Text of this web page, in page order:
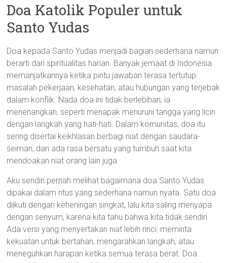
Doa Katolik Populer untuk
Santo Yudas
Doa kepada Santo Yudas menjadi bagian sederhana namun
berarti dari spiritualitas harian. Banyak jemaat di Indonesia
memanjatkannya ketika pintu jawaban terasa tertutup:
masalah pekerjaan, kesehatan, atau hubungan yang terjebak
dalam konflik. Nada doa ini tidak berlebihan; ia
menenangkan, seperti menapak menuruni tangga yang licin
dengan langkah yang hati-hati. Dalam komunitas, doa itu
sering disertai keikhlasan berbagi niat dengan saudara-
seiman, dan ada rasa bersatu yang tumbuh saat kita
mendoakan niat orang lain juga.
Aku sendiri pernah melihat bagaimana doa Santo Yudas
dipakai dalam ritus yang sederhana namun nyata. Satu doa
diikuti dengan keheningan singkat, lalu kita saling menyapa
dengan senyum, karena kita tahu bahwa kita tidak sendiri.
Ada versi yang menyertakan niat lebih rinci: meminta
kekuatan untuk bertahan, mengarahkan langkah, atau
meneguhkan harapan ketika semua terasa berat. Doa